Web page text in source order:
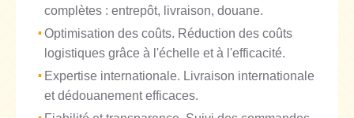
complètes : entrepôt, livraison, douane.
Optimisation des coûts. Réduction des coûts
logistiques grâce à l'échelle et à l'efficacité.
Expertise internationale. Livraison internationale
et dédouanement efficaces.